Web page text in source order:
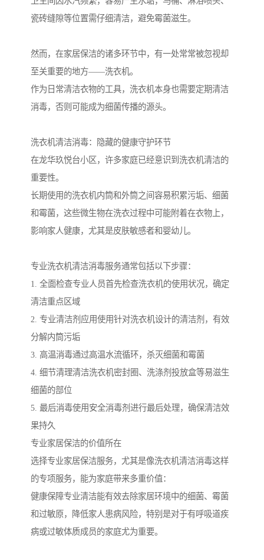
瓷砖缝隙等位置需仔细清洁，避免霉菌滋生。
然而，在家居保洁的诸多环节中，有一处常常被忽视却
至关重要的地方——洗衣机。
作为日常清洁衣物的工具，洗衣机本身也需要定期清洁
消毒，否则可能成为细菌传播的源头。
洗衣机清洁消毒：隐藏的健康守护环节
在龙华玖悦台小区，许多家庭已经意识到洗衣机清洁的
重要性。
长期使用的洗衣机内筒和外筒之间容易积累污垢、细菌
和霉菌，这些微生物在洗衣过程中可能附着在衣物上，
影响家人健康，尤其是皮肤敏感者和婴幼儿。
专业洗衣机清洁消毒服务通常包括以下步骤：
1. 全面检查专业人员首先检查洗衣机的使用状况，确定
清洁重点区域
2. 专业清洁剂应用使用针对洗衣机设计的清洁剂，有效
分解内筒污垢
3. 高温消毒通过高温水流循环，杀灭细菌和霉菌
4. 细节清理清洁洗衣机密封圈、洗涤剂投放盒等易滋生
细菌的部位
5. 最后消毒使用安全消毒剂进行最后处理，确保清洁效
果持久
专业家居保洁的价值所在
选择专业家居保洁服务，尤其是像洗衣机清洁消毒这样
的专项服务，能为家庭带来多重价值：
健康保障专业清洁能有效去除家居环境中的细菌、霉菌
和过敏原，降低家人患病风险，特别是对于有呼吸道疾
病或过敏体质成员的家庭尤为重要。